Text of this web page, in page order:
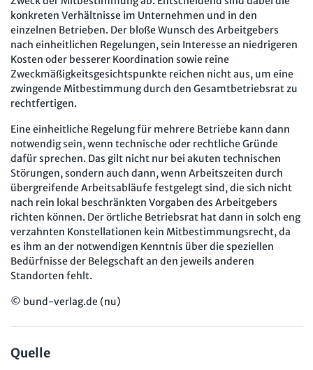
konkreten Verhältnisse im Unternehmen und in den
einzelnen Betrieben. Der bloße Wunsch des Arbeitgebers
nach einheitlichen Regelungen, sein Interesse an niedrigeren
Kosten oder besserer Koordination sowie reine
Zweckmäßigkeitsgesichtspunkte reichen nicht aus, um eine
zwingende Mitbestimmung durch den Gesamtbetriebsrat zu
rechtfertigen.
Eine einheitliche Regelung für mehrere Betriebe kann dann
notwendig sein, wenn technische oder rechtliche Gründe
dafür sprechen. Das gilt nicht nur bei akuten technischen
Störungen, sondern auch dann, wenn Arbeitszeiten durch
übergreifende Arbeitsabläufe festgelegt sind, die sich nicht
nach rein lokal beschränkten Vorgaben des Arbeitgebers
richten können. Der örtliche Betriebsrat hat dann in solch eng
verzahnten Konstellationen kein Mitbestimmungsrecht, da
es ihm an der notwendigen Kenntnis über die speziellen
Bedürfnisse der Belegschaft an den jeweils anderen
Standorten fehlt.
© bund-verlag.de (nu)
Quelle